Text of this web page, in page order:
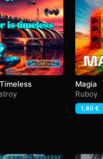
Magia
Ruboy
1,60 €